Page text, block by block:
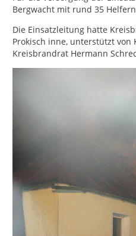
Bergwacht mit rund 35
Die Einsatzleitung hatte
Prokisch inne, unterstützt von
Kreisbrandrat Hermann